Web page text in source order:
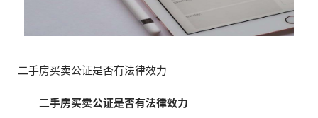
二手房买卖公证是否有法律效力
二手房买卖公证是否有法律效力